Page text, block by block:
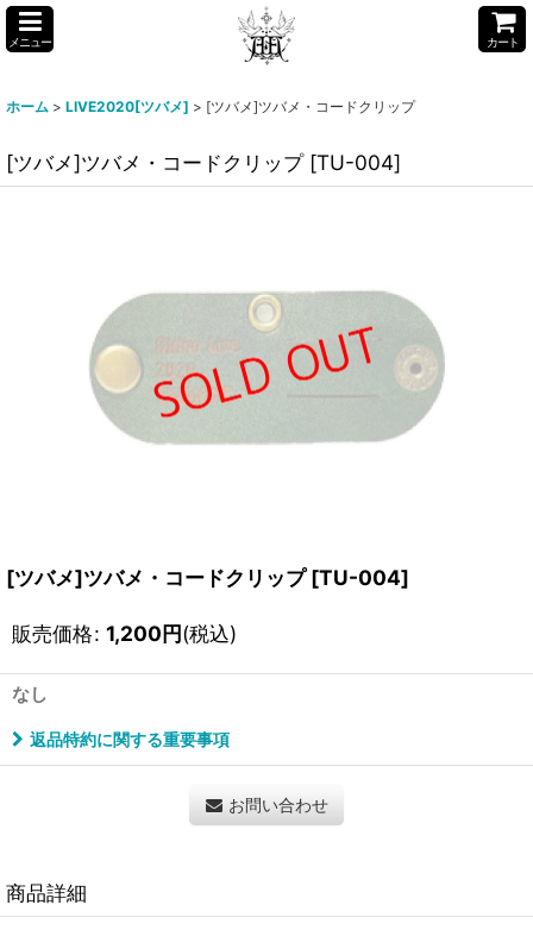
メニュー カート
ホーム > LIVE2020[ツバメ] > [ツバメ]ツバメ・コードクリップ
[ツバメ]ツバメ・コードクリップ [TU-004]
[ツバメ]ツバメ・コードクリップ [TU-004]
販売価格: 1,200円(税込)
なし
返品特約に関する重要事項
お問い合わせ
商品詳細